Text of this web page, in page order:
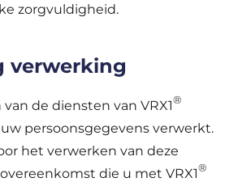
zorgvuldigheid.
verwerking
de diensten van VRX1®
persoonsgegevens verwerkt.
het verwerken van deze
die u met VRX1®